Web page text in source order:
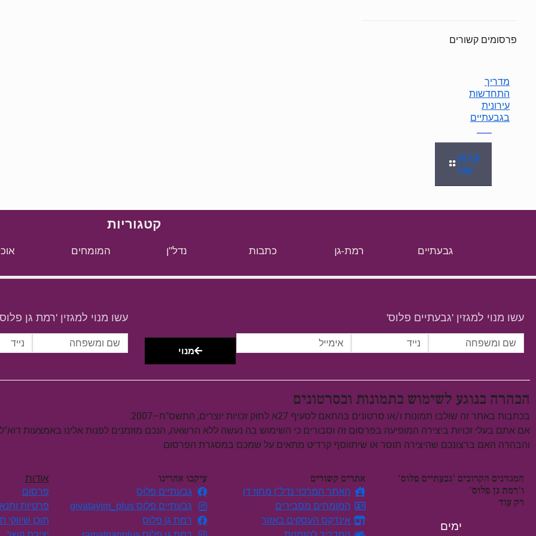
פרסומים קשורים
מדריך
התחדשות
עירונית
בגבעתיים
קראו
עוד
קטגוריות
גבעתיים רמת-גן כתבות נדל"ן המומחים
עשו מנוי למגזין 'גבעתיים פלוס'
מנוי
עשו מנוי למגזין 'רמת גן
הבהרה בנוגע לשימוש בתמונות ובסרטונים
בכתבות באתר זה שולבו תמונות ו/או סרטונים בהתאם לסעיף 27א לחוק זכויות יוצרים, התשס"ח–2007.
אם אתם בעלי זכויות ביצירה המופיעה בפרסום זה וסבורים כי השימוש בה נעשה ללא הרשאה, הנכם מוזמנים לפנות אלינו באמצעות דוא"ל
והבהרה האם ברצונכם שהיצירה תוסר או שיתווסף קרדיט מתאים על שמכם במסגרת הפרסום
המגזינים הקרובים 'גבעתיים פלוס'
ו'רמת גן פלוס'
רק עוד
ימים
אתרים קשורים
האתר המרכזי נדל"ן מחוז דן
המומחים מסבירים
אינדקס העסקים באזור
עיקבו אחרינו
גבעתיים פלוס
גבעתיים פלוס givatayim_plus
רמת גן פלוס
אודות
פרסום
פרטיות
תוכן שיווקי